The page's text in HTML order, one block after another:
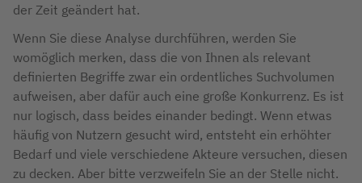
der Zeit geändert hat.
Wenn Sie diese Analyse durchführen, werden Sie
womöglich merken, dass die von Ihnen als relevant
definierten Begriffe zwar ein ordentliches Suchvolumen
aufweisen, aber dafür auch eine große Konkurrenz. Es ist
nur logisch, dass beides einander bedingt. Wenn etwas
häufig von Nutzern gesucht wird, entsteht ein erhöhter
Bedarf und viele verschiedene Akteure versuchen, diesen
zu decken. Aber bitte verzweifeln Sie an der Stelle nicht.